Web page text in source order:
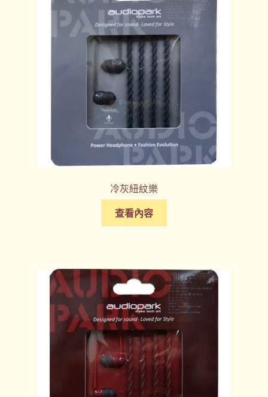
冷灰紐紋樂
查看內容